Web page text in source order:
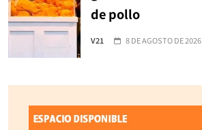
de pollo
V21 8 DE AGOSTO DE 2026